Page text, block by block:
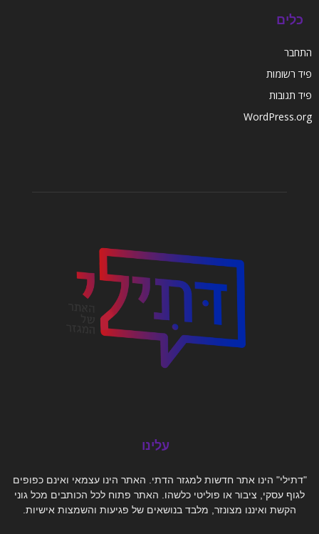
כלים
התחבר
פיד רשומות
פיד תגובות
WordPress.org
עלינו
"דתילי" הינו אתר חדשות למגזר הדתי. האתר הינו עצמאי ואינם כפופים
לגוף עסקי, ציבור או פוליטי כלשהו. האתר פתוח לכל הכותבים מכל גוני
הקשת ואיננו מצונזר, מלבד בנושאים של פגיעות והשמצות אישיות.